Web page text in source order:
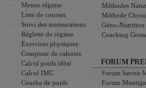
Menus régime
Liste de courses
Suivi des mensurations
Réglette de régime
Exercices physiques
Compteur de calories
Calcul poids idéal
Calcul IMC
Courbe de poids
Méthodes
Méthode
Géno-Nutrition
Coaching
FORUM
Forum Savoir
Forum